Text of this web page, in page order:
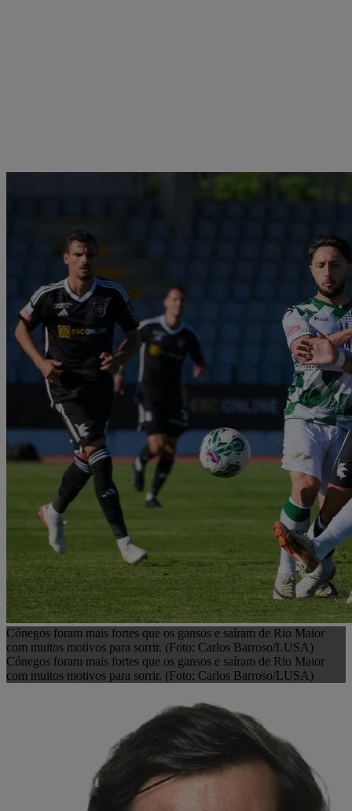
Cónegos foram mais fortes que os gansos e saíram de Rio Maior
com muitos motivos para sorrir. (Foto: Carlos Barroso/LUSA)
Cónegos foram mais fortes que os gansos e saíram de Rio Maior
com muitos motivos para sorrir. (Foto: Carlos Barroso/LUSA)